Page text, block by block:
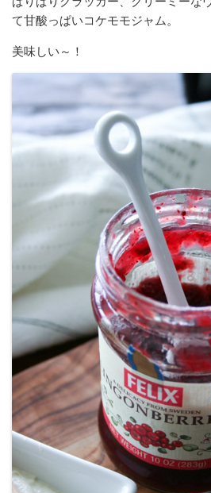
て甘酸っぱいコケモモジャム。
美味しい～！